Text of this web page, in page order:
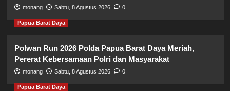
monang Sabtu, 8 Agustus 2026 0
Papua Barat Daya
Polwan Run 2026 Polda Papua Barat Daya Meriah,
Pererat Kebersamaan Polri dan Masyarakat
monang Sabtu, 8 Agustus 2026 0
Papua Barat Daya